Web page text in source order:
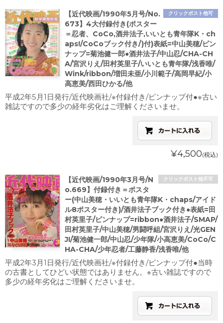
クリックポスト他可
【近代映画/1990年5月号/No.
673】4大付録付き(ポスター
＝忍者、CoCo,酒井法子,いいとも青年隊K・ch
aps!/CoCoブック付き/)付)表紙=中山美穂/ピン
ナップ=菊池健一郎●酒井法子/中山忍/CHA-CH
A/宮沢りえ/田村英里子/いいとも青年隊/浅香唯/
Wink/ribbon/増田未亜/小川範子/高岡早紀/小
高恵美/西田ひかる/他
平成2年5月1日発行/近代映画社/※付録付き/ピンナップ付●※古い
雑誌ですので多少の経年劣化はご理解くださいませ。
¥4,500(税込)
クリックポスト他不可
【近代映画/1990年3月号/N
o.669】付録付き＝ポスタ
ー(中山美穂・いいとも青年隊K・chaps/アイド
ル8ポスター付き)/酒井法子ブック付き●表紙=田
村英里子/ピンナップ=ribbon●酒井法子/SMAP/
田村英里子/中山美穂/男闘呼組/宮沢りえ/光GEN
JI/菊池健一郎/中山忍/少年隊/小高恵美/CoCo/C
HA-CHA/少年忍者/工藤静香/浅香唯/他
平成2年3月1日発行/近代映画社/※付録付き/ピンナップ付●当時
の古書としてひどい状態ではありません。※古い雑誌ですので
多少の経年劣化はご理解くださいませ。